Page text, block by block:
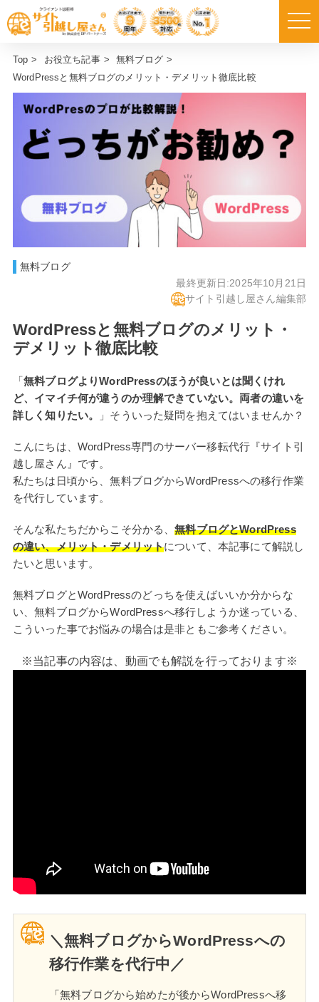
Top > お役立ち記事 > 無料ブログ >
WordPressと無料ブログのメリット・デメリット徹底比較
無料ブログ
最終更新日:2025年10月21日
サイト引越し屋さん編集部
WordPressと無料ブログのメリット・
デメリット徹底比較
「無料ブログよりWordPressのほうが良いとは聞くけれ
ど、イマイチ何が違うのか理解できていない。両者の違いを
詳しく知りたい。
」そういった疑問を抱えてはいませんか？
こんにちは、WordPress専門のサーバー移転代行『サイト引
越し屋さん』です。
私たちは日頃から、無料ブログからWordPressへの移行作業
を代行しています。
そんな私たちだからこそ分かる、無料ブログとWordPress
の違い、メリット・デメリットについて、本記事にて解説し
たいと思います。
無料ブログとWordPressのどっちを使えばいいか分からな
い、無料ブログからWordPressへ移行しようか迷っている、
こういった事でお悩みの場合は是非ともご参考ください。
※当記事の内容は、動画でも解説を行っております※
＼無料ブログからWordPressへの
移行作業を代行中／
「無料ブログから始めたが後からWordPressへ移